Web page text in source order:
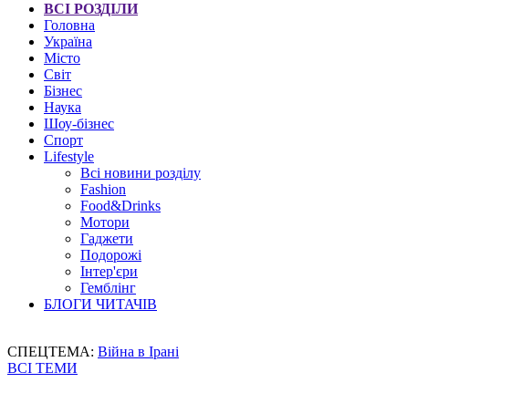
ВСІ РОЗДІЛИ
Головна
Україна
Місто
Світ
Бізнес
Наука
Шоу-бізнес
Спорт
Lifestyle
Всі новини розділу
Fashion
Food&Drinks
Мотори
Гаджети
Подорожі
Інтер'єри
Гемблінг
БЛОГИ ЧИТАЧІВ
СПЕЦТЕМА: Війна в Ірані
ВСІ ТЕМИ